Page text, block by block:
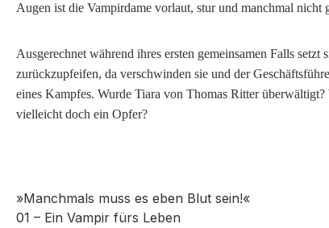
Augen ist die Vampirdame vorlaut, stur und manchmal nicht
Ausgerechnet während ihres ersten gemeinsamen Falls
zurückzupfeifen, da verschwinden sie und der
eines Kampfes. Wurde Tiara von Thomas Ritter
vielleicht doch ein Opfer?
»Manchmals muss es eben Blut sein!«
01 – Ein Vampir fürs Leben